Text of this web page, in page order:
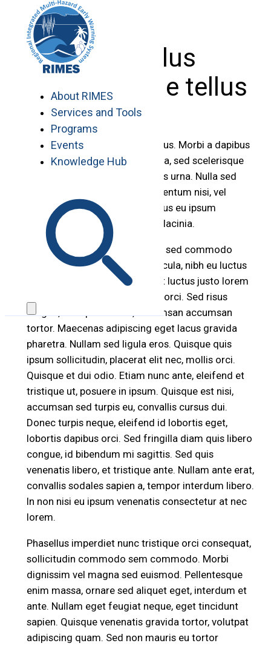
content
About RIMES
Services and Tools
Programs
Events
Knowledge Hub
Phasellus
pellentesque tellus
Nullam congue commodo varius. Morbi a dapibus
nibh. Cras volutpat sagittis nulla, sed scelerisque
dui mollis ut. Nullam non iaculis urna. Nulla sed
tempus eros. Praesent in fermentum nisi, vel
aliquam dui. Sed vulputate purus eu ipsum
tincidunt, vel elementum nulla lacinia.
Proin ullamcorper enim lectus, sed commodo
augue posuere ac. Mauris vehicula, nibh eu luctus
viverra, risus nisl tempor dui, ut luctus justo lorem
et dolor. Pellentesque id lacus orci. Sed risus
magna, suscipit id mi id, accumsan accumsan
tortor. Maecenas adipiscing eget lacus gravida
pharetra. Nullam sed ligula eros. Quisque quis
ipsum sollicitudin, placerat elit nec, mollis orci.
Quisque et dui odio. Etiam nunc ante, eleifend et
tristique ut, posuere in ipsum. Quisque est nisi,
accumsan sed turpis eu, convallis cursus dui.
Donec turpis neque, eleifend id lobortis eget,
lobortis dapibus orci. Sed fringilla diam quis libero
congue, id bibendum mi sagittis. Sed quis
venenatis libero, et tristique ante. Nullam ante erat,
convallis sodales sapien a, tempor interdum libero.
In non nisi eu ipsum venenatis consectetur at nec
lorem.
Phasellus imperdiet nunc tristique orci consequat,
sollicitudin commodo sem commodo. Morbi
dignissim vel magna sed euismod. Pellentesque
enim massa, ornare sed aliquet eget, interdum et
ante. Nullam eget feugiat neque, eget tincidunt
sapien. Quisque venenatis gravida tortor, volutpat
adipiscing quam. Sed non mauris eu tortor